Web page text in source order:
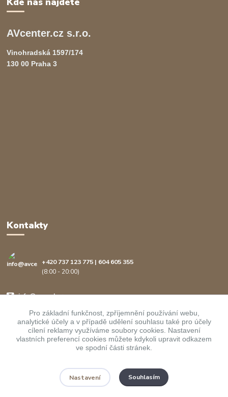
AVcenter.cz s.r.o.
Vinohradská 1597/174
130 00 Praha 3
Kontakty
+420 737 123 775 | 604 605 355
(8:00 - 20:00)
info@avcenter.cz
Upravit sběr cookies.
Pro základní funkčnost, zpříjemnění používání webu,
analytické účely a v případě udělení souhlasu také pro účely
cílení reklamy využíváme soubory cookies. Nastavení
vlastních preferencí cookies můžete kdykoli upravit odkazem
ve spodní části stránek.
Nastavení Souhlasím